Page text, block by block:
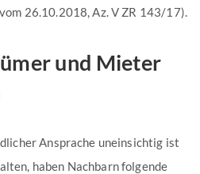
26.10.2018, Az. V ZR 143/17).
und Mieter
Ansprache uneinsichtig ist
haben Nachbarn folgende